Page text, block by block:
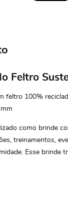
Feltro
feltro 100%
como brinde
treinamentos,
Esse brinde